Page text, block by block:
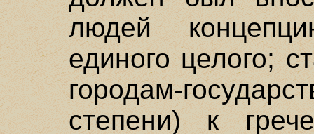
людей
единого целого;
городам-
степени) к